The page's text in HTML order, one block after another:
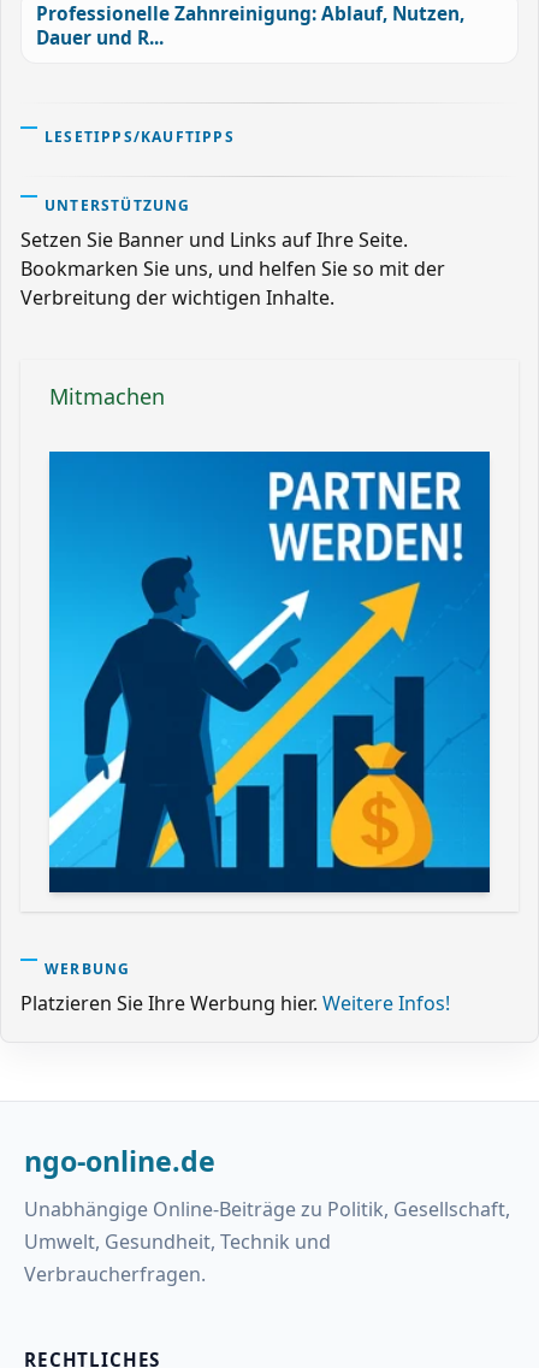
Professionelle Zahnreinigung: Ablauf, Nutzen,
Dauer und R...
LESETIPPS/KAUFTIPPS
UNTERSTÜTZUNG
Setzen Sie Banner und Links auf Ihre Seite.
Bookmarken Sie uns, und helfen Sie so mit der
Verbreitung der wichtigen Inhalte.
Mitmachen
WERBUNG
Platzieren Sie Ihre Werbung hier. Weitere Infos!
ngo-online.de
Unabhängige Online-Beiträge zu Politik, Gesellschaft,
Umwelt, Gesundheit, Technik und
Verbraucherfragen.
RECHTLICHES